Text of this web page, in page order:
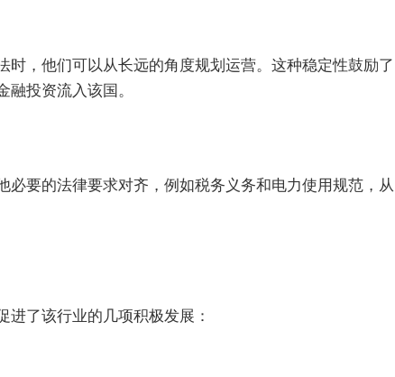
时，他们可以从长远的角度规划运营。这种稳定性鼓励了
投资流入该国。
必要的法律要求对齐，例如税务义务和电力使用规范，从
了该行业的几项积极发展：